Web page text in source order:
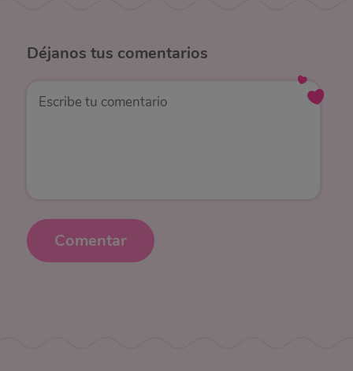
Déjanos tus comentarios
Comentar